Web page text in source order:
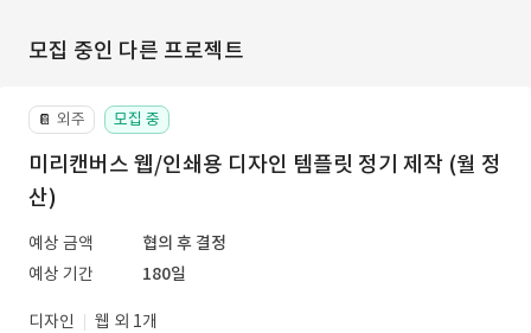
모집 중인 다른 프로젝트
📔 외주 모집 중
미리캔버스 웹/인쇄용 디자인 템플릿 정기 제작 (월 정
산)
예상 금액
협의 후 결정
예상 기간
180일
디자인
웹 외 1개